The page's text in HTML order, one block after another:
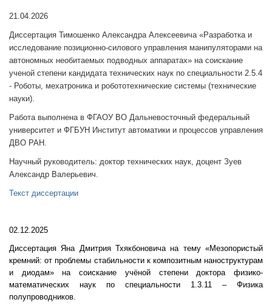
21.04.2026
Диссертация Тимошенко Александра Алексеевича «Разработка и
исследование позиционно-силового управления манипуляторами на
автономных необитаемых подводных аппаратах» на соискание
ученой степени кандидата технических наук по специальности 2.5.4
- Роботы, мехатроника и робототехнические системы (технические
науки).
Работа выполнена в ФГАОУ ВО Дальневосточный федеральный
университет и ФГБУН Институт автоматики и процессов управления
ДВО РАН.
Научный руководитель: доктор технических наук, доцент Зуев
Александр Валерьевич.
Текст диссертации
02.12.2025
Диссертация Яна Дмитрия Тхякбоновича на тему «Мезопористый
кремний: от проблемы стабильности к композитным наноструктурам
и диодам» на соискание учёной степени доктора физико-
математических наук по специальности 1.3.11 – Физика
полупроводников.